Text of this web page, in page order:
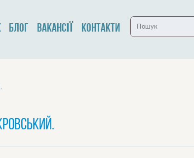
БЛОГ ВАКАНСІЇ КОНТАКТИ